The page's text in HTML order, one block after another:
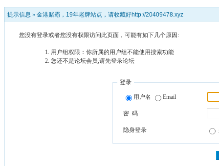
提示信息 » 金港赌霸，19年老牌站点，请收藏好http://20409478.xyz
您没有登录或者您没有权限访问此页面，可能有如下几个原因:
用户组权限：你所属的用户组不能使用搜索功能
您还不是论坛会员,请先登录论坛
登录
用户名 Email
密 码
隐身登录